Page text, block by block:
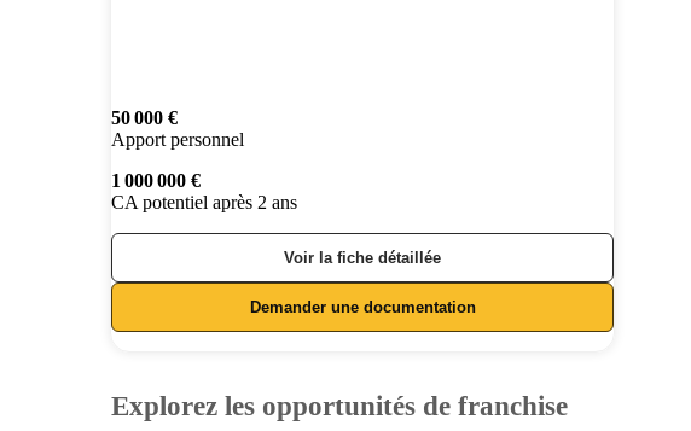
50 000 €
Apport personnel
1 000 000 €
CA potentiel après 2 ans
Voir la fiche détaillée
Demander une documentation
Explorez les opportunités de franchise